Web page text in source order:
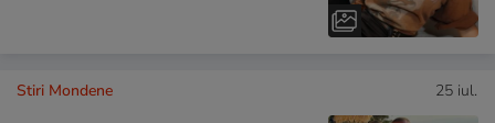
Stiri Mondene 25 iul.